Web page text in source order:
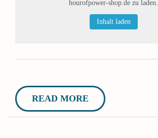
hourofpower-shop.de zu laden.
Inhalt laden
READ MORE